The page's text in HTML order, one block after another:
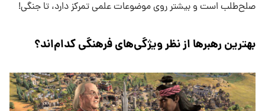
صلح‌طلب است و بیشتر روی موضوعات علمی تمرکز دارد، تا جنگی!
بهترین رهبرها از نظر ویژگی‌های فرهنگی کدام‌اند؟